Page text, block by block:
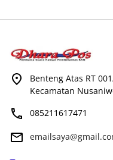
Benteng Atas RT
Kecamatan
085211617471